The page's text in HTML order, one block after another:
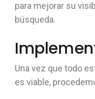
para mejorar su
búsqueda.
Una vez que todo
es viable,